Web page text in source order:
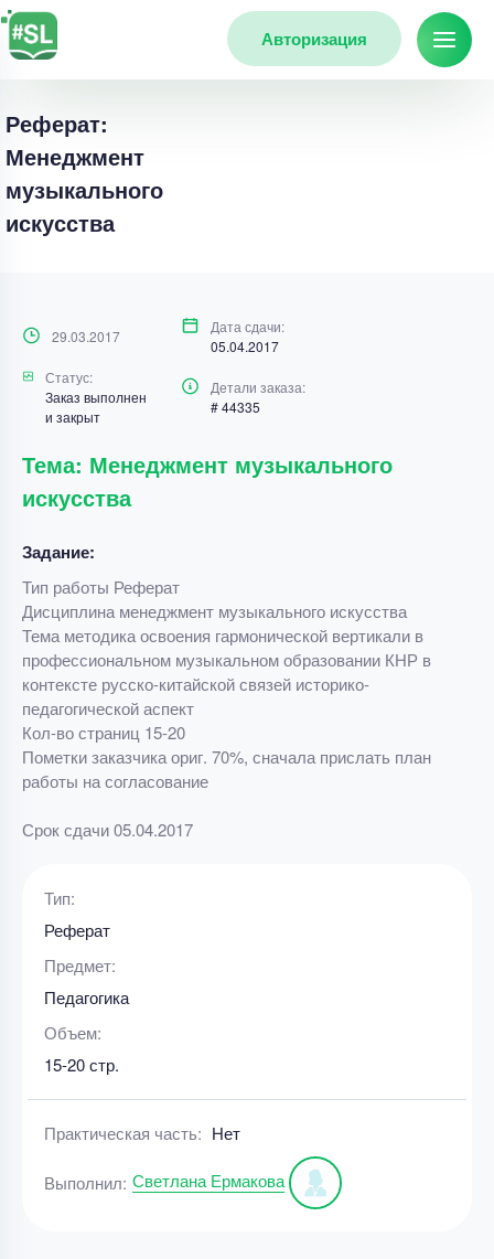
Авторизация
Реферат:
Менеджмент
музыкального
искусства
29.03.2017
Дата сдачи:
05.04.2017
Статус:
Заказ выполнен
и закрыт
Детали заказа:
# 44335
Тема: Менеджмент музыкального
искусства
Задание:
Тип работы Реферат
Дисциплина менеджмент музыкального искусства
Тема методика освоения гармонической вертикали в
профессиональном музыкальном образовании КНР в
контексте русско-китайской связей историко-
педагогической аспект
Кол-во страниц 15-20
Пометки заказчика ориг. 70%, сначала прислать план
работы на согласование
Срок сдачи 05.04.2017
Тип:
Реферат
Предмет:
Педагогика
Объем:
15-20 стр.
Практическая часть: Нет
Выполнил: Светлана Ермакова